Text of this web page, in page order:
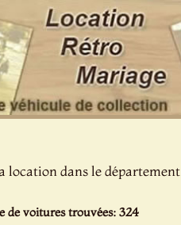
location dans le département
de voitures trouvées: 324